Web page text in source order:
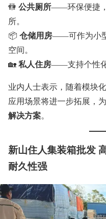
🚻 公共厕所——环保便捷
所。
📦 仓储用房——可作为小
空间。
🏡私人住房——支持个性化
业内人士表示，随着模块
应用场景将进一步拓展，
解决方案。
新山住人集装箱批发
耐久性强